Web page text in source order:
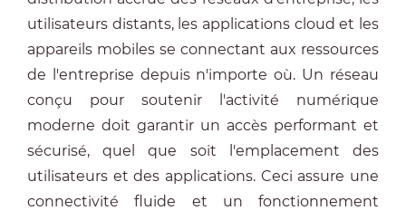
utilisateurs distants, les applications cloud et les
appareils mobiles se connectant aux ressources
de l'entreprise depuis n'importe où. Un réseau
conçu pour soutenir l'activité numérique
moderne doit garantir un accès performant et
sécurisé, quel que soit l'emplacement des
utilisateurs et des applications. Ceci assure une
connectivité fluide et un fonctionnement